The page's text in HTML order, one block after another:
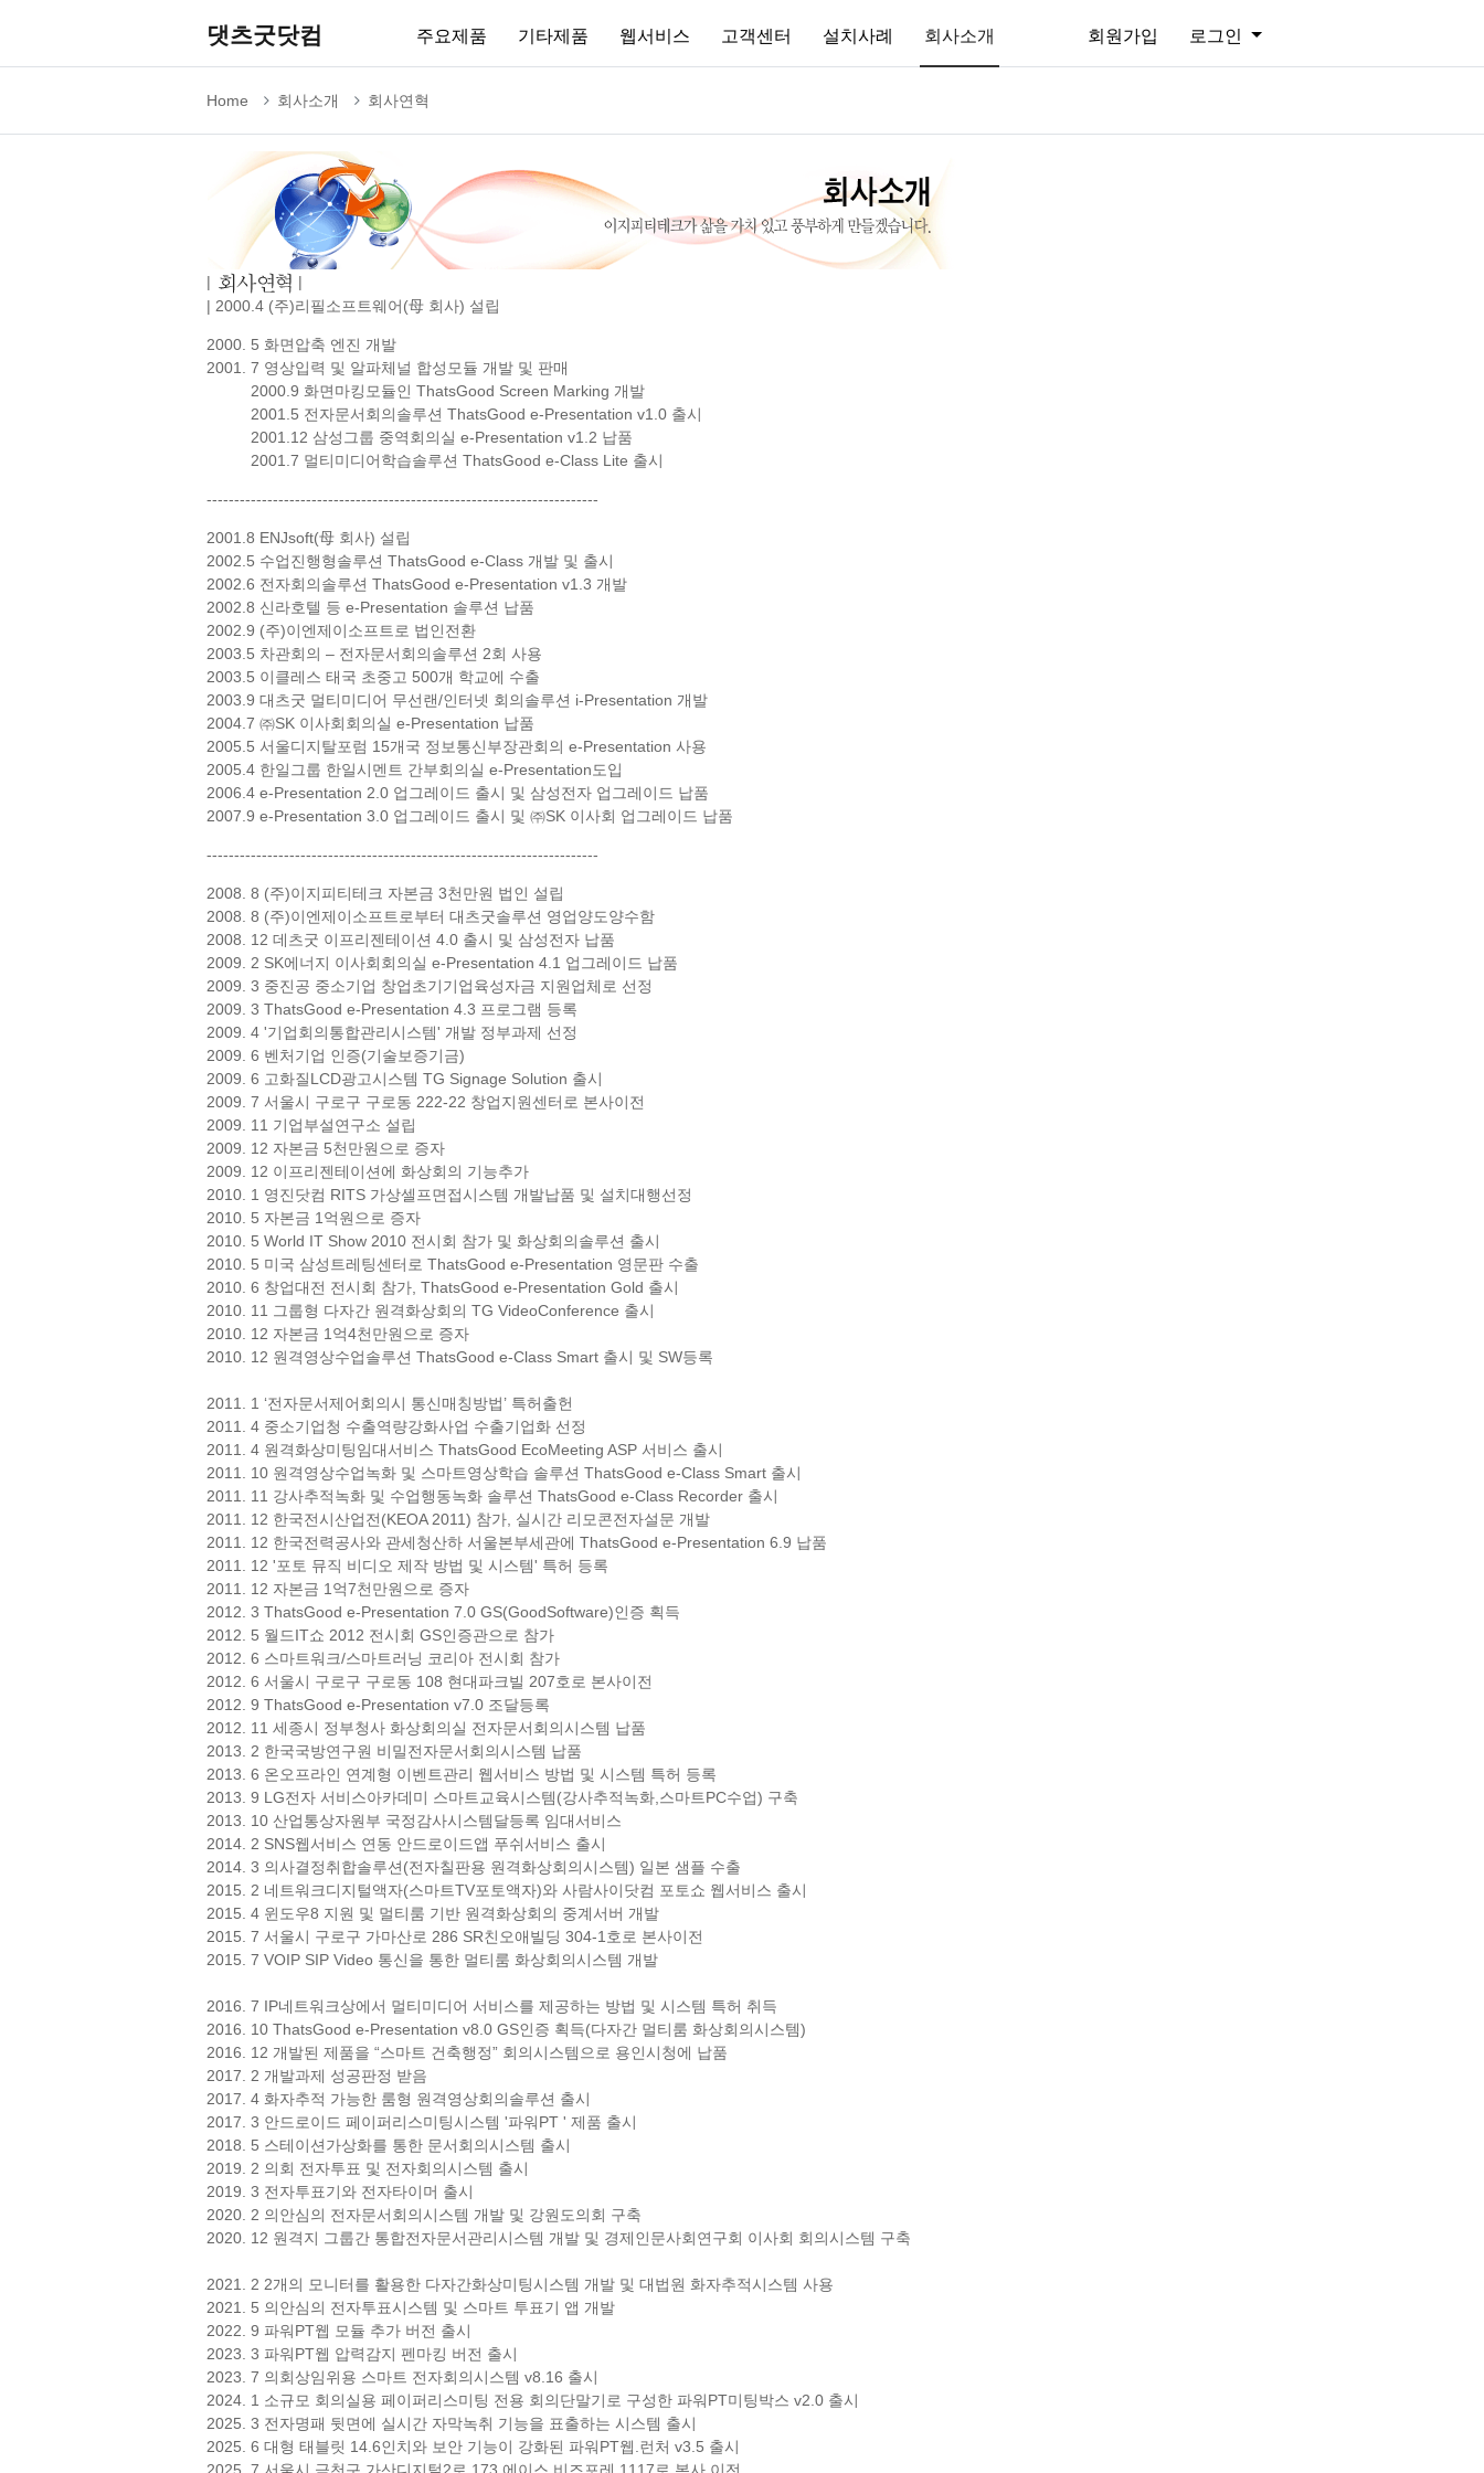
댓츠굿닷컴 주요제품 기타제품 웹서비스 고객센터 설치사례 회사소개 회원가입 로그인
Home 회사소개 회사연혁
|
|
| 2000.4 (주)리필소프트웨어(母 회사) 설립
5 화면압축 엔진 개발
7 영상입력 및 알파체널 합성모듈 개발 및 판매
2000.9 화면마킹모듈인 ThatsGood Screen Marking 개발
2001.5 전자문서회의솔루션 ThatsGood e-Presentation v1.0 출시
2001.12 삼성그룹 중역회의실 e-Presentation v1.2 납품
2001.7 멀티미디어학습솔루션 ThatsGood e-Class Lite 출시
-----------------------------------------------------------------------
2001.8 ENJsoft(母 회사) 설립
2002.5 수업진행형솔루션 ThatsGood e-Class 개발 및 출시
2002.6 전자회의솔루션 ThatsGood e-Presentation v1.3 개발
2002.8 신라호텔 등 e-Presentation 솔루션 납품
2002.9 (주)이엔제이소프트로 법인전환
2003.5 차관회의 – 전자문서회의솔루션 2회 사용
2003.5 이클레스 태국 초중고 500개 학교에 수출
2003.9 대츠굿 멀티미디어 무선랜/인터넷 회의솔루션 i-Presentation 개발
2004.7 ㈜SK 이사회회의실 e-Presentation 납품
2005.5 서울디지탈포럼 15개국 정보통신부장관회의 e-Presentation 사용
2005.4 한일그룹 한일시멘트 간부회의실 e-Presentation도입
2006.4 e-Presentation 2.0 업그레이드 출시 및 삼성전자 업그레이드 납품
2007.9 e-Presentation 3.0 업그레이드 출시 및 ㈜SK 이사회 업그레이드 납품
-----------------------------------------------------------------------
2008. 8 (주)이지피티테크 자본금 3천만원 법인 설립
2008. 8 (주)이엔제이소프트로부터 대츠굿솔루션 영업양도양수함
2008. 12 데츠굿 이프리젠테이션 4.0 출시 및 삼성전자 납품
2009. 2 SK에너지 이사회회의실 e-Presentation 4.1 업그레이드 납품
2009. 3 중진공 중소기업 창업초기기업육성자금 지원업체로 선정
2009. 3 ThatsGood e-Presentation 4.3 프로그램 등록
2009. 4 '기업회의통합관리시스템' 개발 정부과제 선정
2009. 6 벤처기업 인증(기술보증기금)
2009. 6 고화질LCD광고시스템 TG Signage Solution 출시
2009. 7 서울시 구로구 구로동 222-22 창업지원센터로 본사이전
2009. 11 기업부설연구소 설립
2009. 12 자본금 5천만원으로 증자
2009. 12 이프리젠테이션에 화상회의 기능추가
2010. 1 영진닷컴 RITS 가상셀프면접시스템 개발납품 및 설치대행선정
2010. 5 자본금 1억원으로 증자
2010. 5 World IT Show 2010 전시회 참가 및 화상회의솔루션 출시
2010. 5 미국 삼성트레팅센터로 ThatsGood e-Presentation 영문판 수출
2010. 6 창업대전 전시회 참가, ThatsGood e-Presentation Gold 출시
2010. 11 그룹형 다자간 원격화상회의 TG VideoConference 출시
2010. 12 자본금 1억4천만원으로 증자
2010. 12 원격영상수업솔루션 ThatsGood e-Class Smart 출시 및 SW등록
2011. 1 ‘전자문서제어회의시 통신매칭방법’ 특허출헌
2011. 4 중소기업청 수출역량강화사업 수출기업화 선정
2011. 4 원격화상미팅임대서비스 ThatsGood EcoMeeting ASP 서비스 출시
2011. 10 원격영상수업녹화 및 스마트영상학습 솔루션 ThatsGood e-Class Smart 출시
2011. 11 강사추적녹화 및 수업행동녹화 솔루션 ThatsGood e-Class Recorder 출시
2011. 12 한국전시산업전(KEOA 2011) 참가, 실시간 리모콘전자설문 개발
2011. 12 한국전력공사와 관세청산하 서울본부세관에 ThatsGood e-Presentation 6.9 납품
2011. 12 '포토 뮤직 비디오 제작 방법 및 시스템' 특허 등록
2011. 12 자본금 1억7천만원으로 증자
2012. 3 ThatsGood e-Presentation 7.0 GS(GoodSoftware)인증 획득
2012. 5 월드IT쇼 2012 전시회 GS인증관으로 참가
2012. 6 스마트워크/스마트러닝 코리아 전시회 참가
2012. 6 서울시 구로구 구로동 108 현대파크빌 207호로 본사이전
2012. 9 ThatsGood e-Presentation v7.0 조달등록
2012. 11 세종시 정부청사 화상회의실 전자문서회의시스템 납품
2013. 2 한국국방연구원 비밀전자문서회의시스템 납품
2013. 6 온오프라인 연계형 이벤트관리 웹서비스 방법 및 시스템 특허 등록
2013. 9 LG전자 서비스아카데미 스마트교육시스템(강사추적녹화,스마트PC수업) 구축
2013. 10 산업통상자원부 국정감사시스템달등록 임대서비스
2014. 2 SNS웹서비스 연동 안드로이드앱 푸쉬서비스 출시
2014. 3 의사결정취합솔루션(전자칠판용 원격화상회의시스템) 일본 샘플 수출
2015. 2 네트워크디지털액자(스마트TV포토액자)와 사람사이닷컴 포토쇼 웹서비스 출시
2015. 4 윈도우8 지원 및 멀티룸 기반 원격화상회의 중계서버 개발
2015. 7 서울시 구로구 가마산로 286 SR친오애빌딩 304-1호로 본사이전
2015. 7 VOIP SIP Video 통신을 통한 멀티룸 화상회의시스템 개발
2016. 7 IP네트워크상에서 멀티미디어 서비스를 제공하는 방법 및 시스템 특허 취득
2016. 10 ThatsGood e-Presentation v8.0 GS인증 획득(다자간 멀티룸 화상회의시스템)
2016. 12 개발된 제품을 “스마트 건축행정” 회의시스템으로 용인시청에 납품
2017. 2 개발과제 성공판정 받음
2017. 4 화자추적 가능한 룸형 원격영상회의솔루션 출시
2017. 3 안드로이드 페이퍼리스미팅시스템 '파워PT ' 제품 출시
2018. 5 스테이션가상화를 통한 문서회의시스템 출시
2019. 2 의회 전자투표 및 전자회의시스템 출시
2019. 3 전자투표기와 전자타이머 출시
2020. 2 의안심의 전자문서회의시스템 개발 및 강원도의회 구축
2020. 12 원격지 그룹간 통합전자문서관리시스템 개발 및 경제인문사회연구회 이사회 회의시스템 구축
2021. 2 2개의 모니터를 활용한 다자간화상미팅시스템 개발 및 대법원 화자추적시스템 사용
2021. 5 의안심의 전자투표시스템 및 스마트 투표기 앱 개발
2022. 9 파워PT웹 모듈 추가 버전 출시
2023. 3 파워PT웹 압력감지 펜마킹 버전 출시
2023. 7 의회상임위용 스마트 전자회의시스템 v8.16 출시
2024. 1 소규모 회의실용 페이퍼리스미팅 전용 회의단말기로 구성한 파워PT미팅박스 v2.0 출시
2025. 3 전자명패 뒷면에 실시간 자막녹취 기능을 표출하는 시스템 출시
2025. 6 대형 태블릿 14.6인치와 보안 기능이 강화된 파워PT웹.런처 v3.5 출시
2025. 7 서울시 금천구 가산디지털2로 173 에이스 비즈포레 1117로 본사 이전